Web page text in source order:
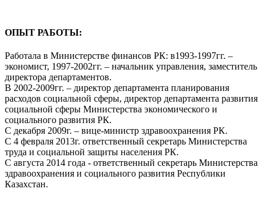
ОПЫТ РАБОТЫ:
Работала в Министерстве финансов РК: в1993-1997гг. –
экономист, 1997-2002гг. – начальник управления, заместитель
директора департаментов.
В 2002-2009гг. – директор департамента планирования
расходов социальной сферы, директор департамента развития
социальной сферы Министерства экономического и
социального развития РК.
С декабря 2009г. – вице-министр здравоохранения РК.
С 4 февраля 2013г. ответственный секретарь Министерства
труда и социальной защиты населения РК.
С августа 2014 года - ответственный секретарь Министерства
здравоохранения и социального развития Республики
Казахстан.